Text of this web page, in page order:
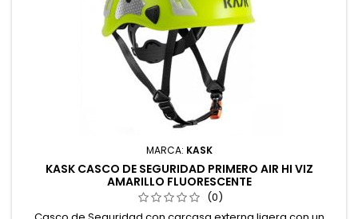
MARCA: KASK
KASK CASCO DE SEGURIDAD PRIMERO AIR HI VIZ
AMARILLO FLUORESCENTE
(0)